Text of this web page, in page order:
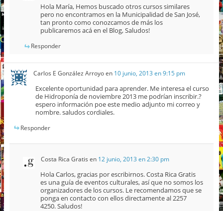
Hola María, Hemos buscado otros cursos similares
pero no encontramos en la Municipalidad de San José,
tan pronto como conozcamos de más los
publicaremos acá en el Blog, Saludos!
Responder
Carlos E González Arroyoen 10 junio, 2013 en 9:15 pm
Excelente oportunidad para aprender. Me interesa el curso
de Hidroponía de noviembre 2013 me podrían inscribir.?
espero información poe este medio adjunto mi correo y
nombre. saludos cordiales.
Responder
Costa Rica Gratis en 12 junio, 2013 en 2:30 pm
Hola Carlos, gracias por escribirnos. Costa Rica Gratis
es una guía de eventos culturales, así que no somos los
organizadores de los cursos. Le recomendamos que se
ponga en contacto con ellos directamente al 2257
4250. Saludos!